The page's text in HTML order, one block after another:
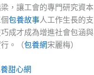
，讓工會的專門研究資本
包養故事人工作生長的支
成才成為增進社會包涵與
。（包養網宋麗梅）
甜心網